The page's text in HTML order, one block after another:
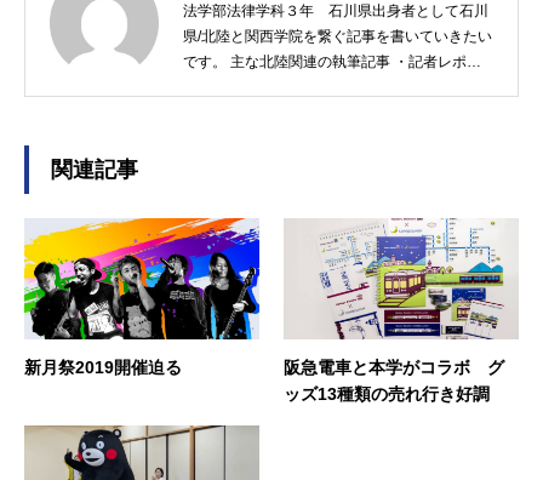
法学部法律学科３年 石川県出身者として石川
県/北陸と関西学院を繋ぐ記事を書いていきたい
です。 主な北陸関連の執筆記事 ・記者レポー
じみ深い輪島朝市。11月下旬に関西学院で出張
輪島朝市が開催されました。出店者・参加者・
関学関係者・学生ボランティアなど様々な声を
インタビューしました。 大阪・関西万博では
様々な取材のアポ取り及び取材に尽力に尽力し
ました。
関連記事
新月祭2019開催迫る
阪急電車と本学がコラボ グ
ッズ13種類の売れ行き好調